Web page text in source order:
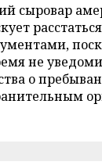
сыровар
не
о